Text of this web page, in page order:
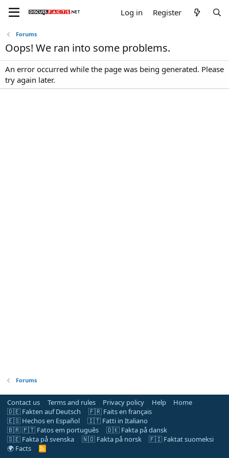
Log in Register
Forums
Oops! We ran into some problems.
An error occurred while the page was being generated. Please
try again later.
Forums
Contact us Terms and rules Privacy policy Help
Home
🇩🇪 Fakten auf Deutsch
🇫🇷 Faits en français
🇪🇸 Hechos en Español
🇮🇹 Fatti in Italiano
🇧🇷 🇵🇹 Fatos em português
🇩🇰 Fakta på dansk
🇸🇪 Fakta på svenska
🇳🇴 Fakta på norsk
🇫🇮 Faktat suomeksi
🌍 Facts
R